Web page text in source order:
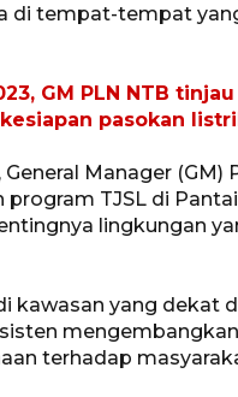
di tempat-tempat
GM PLN NTB
pasokan
Manager (GM)
program TJSL di
lingkungan
kawasan yang dekat
terhadap